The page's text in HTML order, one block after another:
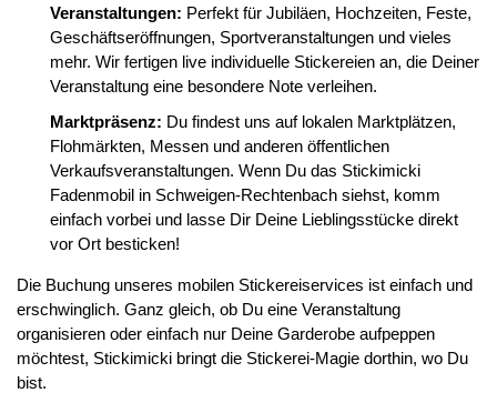
Veranstaltungen: Perfekt für Jubiläen, Hochzeiten, Feste,
Geschäftseröffnungen, Sportveranstaltungen und vieles
mehr. Wir fertigen live individuelle Stickereien an, die Deiner
Veranstaltung eine besondere Note verleihen.
Marktpräsenz: Du findest uns auf lokalen Marktplätzen,
Flohmärkten, Messen und anderen öffentlichen
Verkaufsveranstaltungen. Wenn Du das Stickimicki
Fadenmobil in Schweigen-Rechtenbach siehst, komm
einfach vorbei und lasse Dir Deine Lieblingsstücke direkt
vor Ort besticken!
Die Buchung unseres mobilen Stickereiservices ist einfach und
erschwinglich. Ganz gleich, ob Du eine Veranstaltung
organisieren oder einfach nur Deine Garderobe aufpeppen
möchtest, Stickimicki bringt die Stickerei-Magie dorthin, wo Du
bist.